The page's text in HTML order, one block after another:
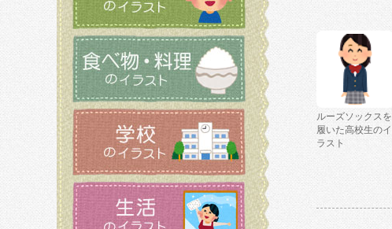
ルーズソックスを
履いた高校生のイ
ラスト